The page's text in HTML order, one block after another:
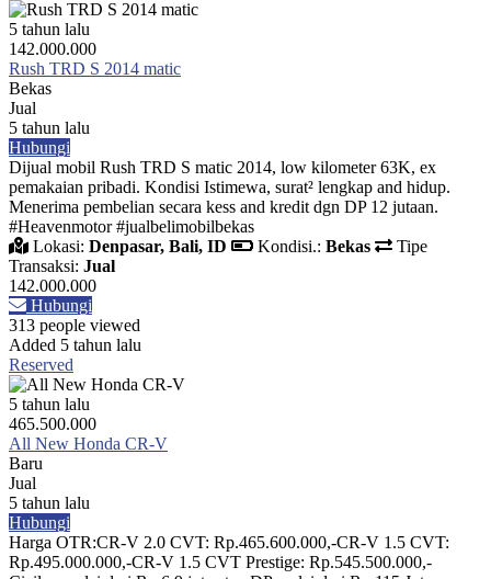
5 tahun lalu
142.000.000
Rush TRD S 2014 matic
Bekas
Jual
5 tahun lalu
Hubungi
Dijual mobil Rush TRD S matic 2014, low kilometer 63K, ex
pemakaian pribadi. Kondisi Istimewa, surat² lengkap and hidup.
Menerima pembelian secara kess and kredit dgn DP 12 jutaan.
#Heavenmotor #jualbelimobilbekas
Lokasi: Denpasar, Bali, ID Kondisi.: Bekas
Tipe
Transaksi: Jual
142.000.000
Hubungi
313 people viewed
Added 5 tahun lalu
Reserved
5 tahun lalu
465.500.000
All New Honda CR-V
Baru
Jual
5 tahun lalu
Hubungi
Harga OTR:CR-V 2.0 CVT: Rp.465.600.000,-CR-V 1.5 CVT:
Rp.495.000.000,-CR-V 1.5 CVT Prestige: Rp.545.500.000,-